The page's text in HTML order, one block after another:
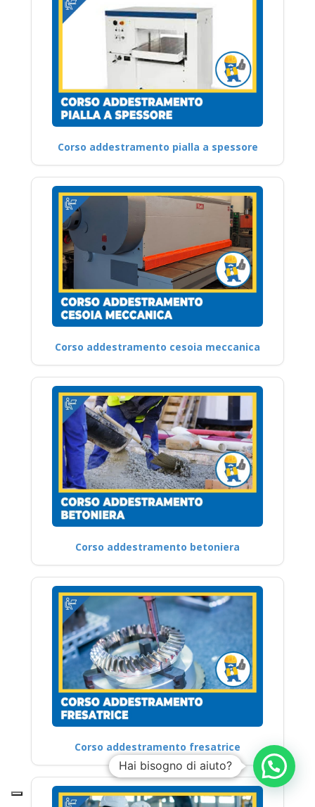
Corso addestramento pialla a spessore
Corso addestramento cesoia meccanica
Corso addestramento betoniera
Corso addestramento fresatrice
Hai bisogno di aiuto?